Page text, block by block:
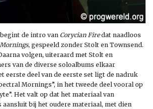
de intro van Corycian Firedat naadloos
, gespeeld zonder Stolt en Townsend.
volgen, uiteraard met Stolt en
van de diverse soloalbums elkaar
eerste deel van de eerste set ligt de nadruk
Mornings”, in het tweede deel vooral op
Het valt op dat het materiaal van
aansluit bij het oudere materiaal, met dien